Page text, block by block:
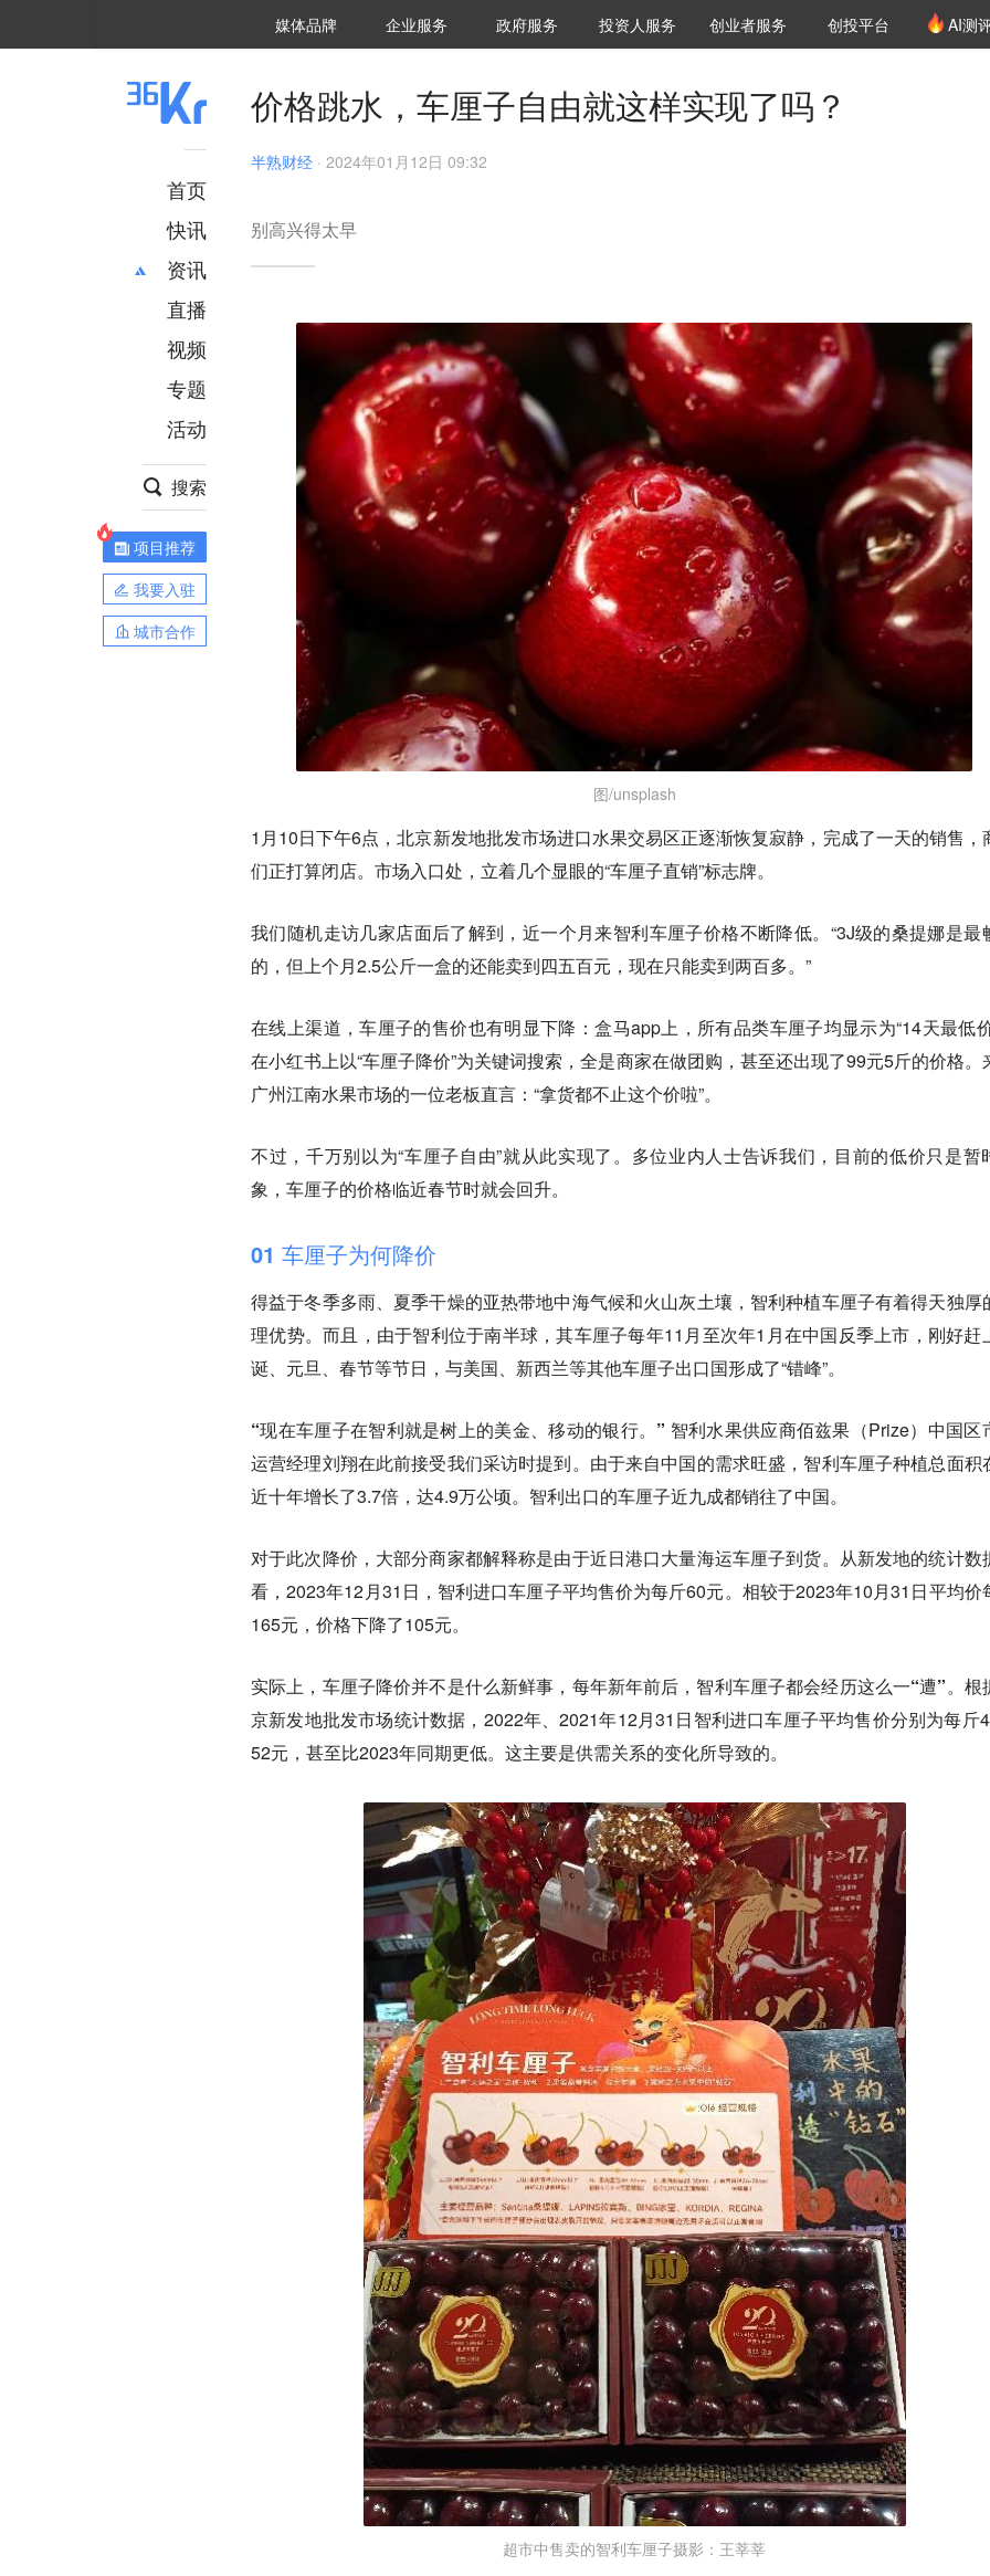
媒体品牌 36Kr研究院
企业服务 城市之窗
政府服务 VClub投资机构库
投资机构职位推介
投资人服务 创投氪堂
创业者服务 创投平台 AI测
首页
快讯
资讯
推荐
财经
项目推荐
安徽
直播
视频
专题
活动
搜索
项目推荐
我要入驻
城市合作
价格跳水，车厘子自由就这样实现了吗？
半熟财经 · 2024年01月12日 09:32
别高兴得太早
图/unsplash
1月10日下午6点，北京新发地批发市场进口水果交易区正逐渐恢复寂静，完成了一天的销售，
们正打算闭店。市场入口处，立着几个显眼的“车厘子直销”标志牌。
我们随机走访几家店面后了解到，近一个月来智利车厘子价格不断降低。 “3J级的桑提娜是最
的，但上个月2.5公斤一盒的还能卖到四五百元，现在只能卖到两百多。”
在线上渠道，车厘子的售价也有明显下降：盒马app上，所有品类车厘子均显示为“14天最低价
在小红书上以“车厘子降价”为关键词搜索，全是商家在做团购，甚至还出现了99元5斤的价格。
广州江南水果市场的一位老板直言：“拿货都不止这个价啦”。
不过，千万别以为“车厘子自由”就从此实现了。 多位业内人士告诉我们，目前的低价只是暂
象，车厘子的价格临近春节时就会回升。
01 车厘子为何降价
得益于冬季多雨、夏季干燥的亚热带地中海气候和火山灰土壤，智利种植车厘子有着得天独厚
理优势。而且，由于智利位于南半球，其车厘子每年11月至次年1月在中国反季上市，刚好赶
诞、元旦、春节等节日，与美国、新西兰等其他车厘子出口国形成了“错峰”。
“现在车厘子在智利就是树上的美金、移动的银行。” 智利水果供应商佰兹果（Prize）中国区
运营经理刘翔在此前接受我们采访时提到。由于来自中国的需求旺盛，智利车厘子种植总面积
近十年增长了3.7倍，达4.9万公顷。智利出口的车厘子近九成都销往了中国。
对于此次降价，大部分商家都解释称是由于近日港口大量海运车厘子到货。 从新发地的统计数
看，2023年12月31日，智利进口车厘子平均售价为每斤60元。相较于2023年10月31日平均价
165元，价格下降了105元。
实际上，车厘子降价并不是什么新鲜事，每年新年前后，智利车厘子都会经历这么一“遭”。 根
京新发地批发市场统计数据，2022年、2021年12月31日智利进口车厘子平均售价分别为每斤
52元，甚至比2023年同期更低。这主要是供需关系的变化所导致的。
超市中售卖的智利车厘子摄影：王莘莘